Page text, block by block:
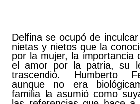
Delfina se ocupó de
nietas y nietos que la
por la mujer, la importancia
el amor por la patria, su
trascendió. Humberto
aunque no era
familia la asumió como